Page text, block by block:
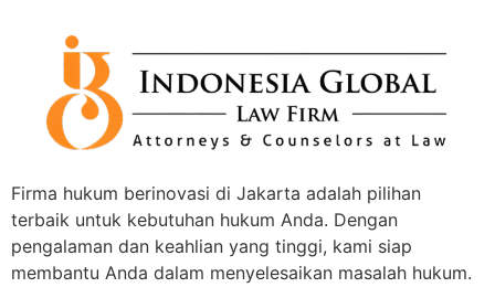
Firma hukum berinovasi di Jakarta adalah pilihan
terbaik untuk kebutuhan hukum Anda. Dengan
pengalaman dan keahlian yang tinggi, kami siap
membantu Anda dalam menyelesaikan masalah hukum.